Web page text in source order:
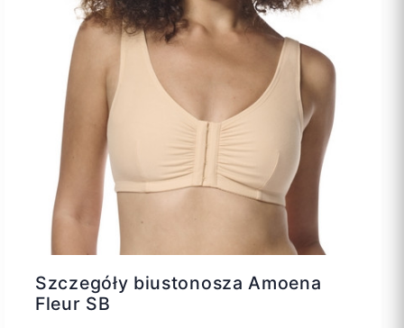
Szczegóły biustonosza Amoena
Fleur SB